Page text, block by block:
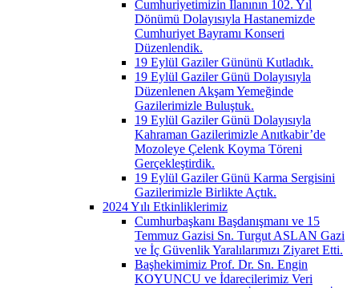
Cumhuriyetimizin İlanının 102. Yıl
Dönümü Dolayısıyla Hastanemizde
Cumhuriyet Bayramı Konseri
Düzenlendik.
19 Eylül Gaziler Gününü Kutladık.
19 Eylül Gaziler Günü Dolayısıyla
Düzenlenen Akşam Yemeğinde
Gazilerimizle Buluştuk.
19 Eylül Gaziler Günü Dolayısıyla
Kahraman Gazilerimizle Anıtkabir’de
Mozoleye Çelenk Koyma Töreni
Gerçekleştirdik.
19 Eylül Gaziler Günü Karma Sergisini
Gazilerimizle Birlikte Açtık.
2024 Yılı Etkinliklerimiz
Cumhurbaşkanı Başdanışmanı ve 15
Temmuz Gazisi Sn. Turgut ASLAN Gazi
ve İç Güvenlik Yaralılarımızı Ziyaret Etti.
Başhekimimiz Prof. Dr. Sn. Engin
KOYUNCU ve İdarecilerimiz Veri